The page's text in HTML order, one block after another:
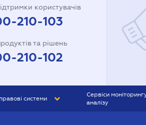
користувачів
210-103
та рішень
210-102
системи
Сервіси
аналізу